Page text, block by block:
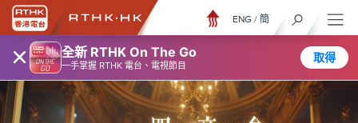
× 全新 RTHK On The Go
一手掌握 RTHK 電台、電視節目
取得
ENG / 簡